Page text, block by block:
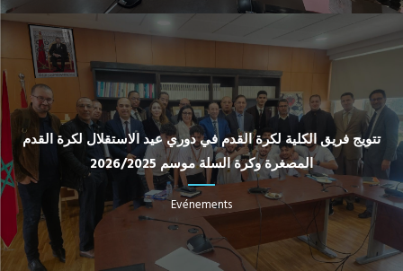
تتويج فريق الكلية لكرة القدم في دوري عيد الاستقلال لكرة القدم
المصغرة وكرة السلة موسم 2026/2025
Evénements